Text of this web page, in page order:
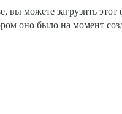
вы можете загрузить
оно было на момент